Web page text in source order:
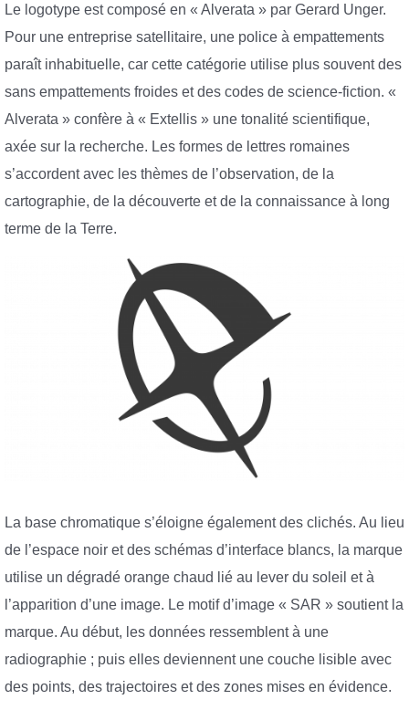
Le logotype est composé en « Alverata » par Gerard Unger.
Pour une entreprise satellitaire, une police à empattements
paraît inhabituelle, car cette catégorie utilise plus souvent des
sans empattements froides et des codes de science-fiction. «
Alverata » confère à « Extellis » une tonalité scientifique,
axée sur la recherche. Les formes de lettres romaines
s’accordent avec les thèmes de l’observation, de la
cartographie, de la découverte et de la connaissance à long
terme de la Terre.
La base chromatique s’éloigne également des clichés. Au lieu
de l’espace noir et des schémas d’interface blancs, la marque
utilise un dégradé orange chaud lié au lever du soleil et à
l’apparition d’une image. Le motif d’image « SAR » soutient la
marque. Au début, les données ressemblent à une
radiographie ; puis elles deviennent une couche lisible avec
des points, des trajectoires et des zones mises en évidence.